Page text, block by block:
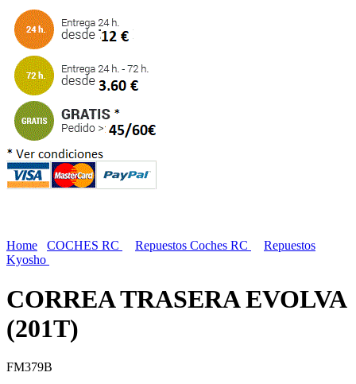
Home COCHES RC Repuestos Coches RC
Repuestos
Kyosho
CORREA TRASERA EVOLVA
(201T)
FM379B